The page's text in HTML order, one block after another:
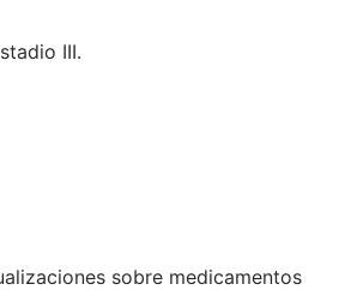
III.
sobre medicamentos